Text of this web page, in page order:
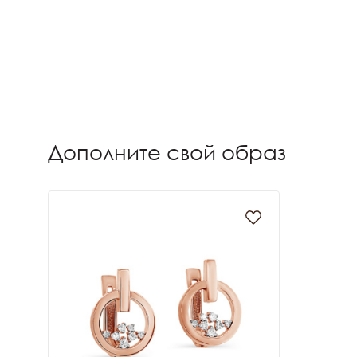
Дополните свой образ